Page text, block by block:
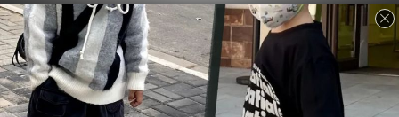
商品描述
送貨及付款
方式
顧客評價